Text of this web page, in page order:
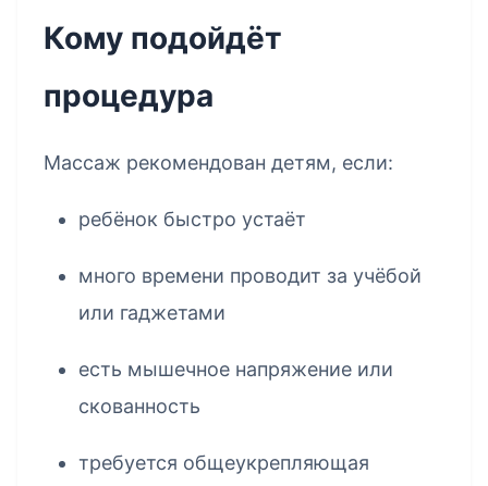
Кому подойдёт
процедура
Массаж рекомендован детям, если:
ребёнок быстро устаёт
много времени проводит за учёбой
или гаджетами
есть мышечное напряжение или
скованность
требуется общеукрепляющая